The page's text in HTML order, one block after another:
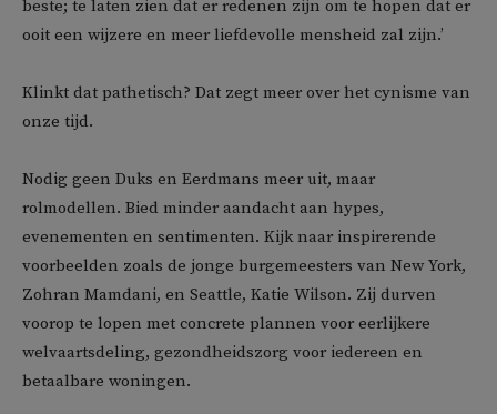
beste; te laten zien dat er redenen zijn om te hopen dat er
ooit een wijzere en meer liefdevolle mensheid zal zijn.’
Klinkt dat pathetisch? Dat zegt meer over het cynisme van
onze tijd.
Nodig geen Duks en Eerdmans meer uit, maar
rolmodellen. Bied minder aandacht aan hypes,
evenementen en sentimenten. Kijk naar inspirerende
voorbeelden zoals de jonge burgemeesters van New York,
Zohran Mamdani, en Seattle, Katie Wilson. Zij durven
voorop te lopen met concrete plannen voor eerlijkere
welvaartsdeling, gezondheidszorg voor iedereen en
betaalbare woningen.